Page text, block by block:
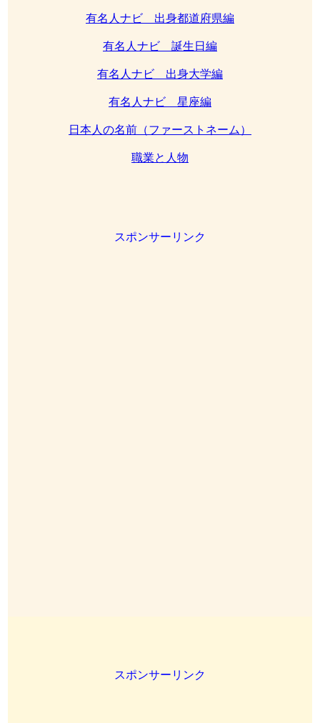
有名人ナビ 出身都道府県編
有名人ナビ 誕生日編
有名人ナビ 出身大学編
有名人ナビ 星座編
日本人の名前（ファーストネーム）
職業と人物
スポンサーリンク
スポンサーリンク